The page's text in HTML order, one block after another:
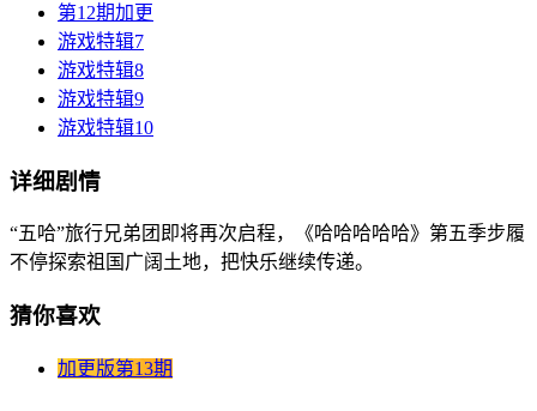
第12期加更
游戏特辑7
游戏特辑8
游戏特辑9
游戏特辑10
详细剧情
“五哈”旅行兄弟团即将再次启程，《哈哈哈哈哈》第五季步履
不停探索祖国广阔土地，把快乐继续传递。
猜你喜欢
加更版第13期